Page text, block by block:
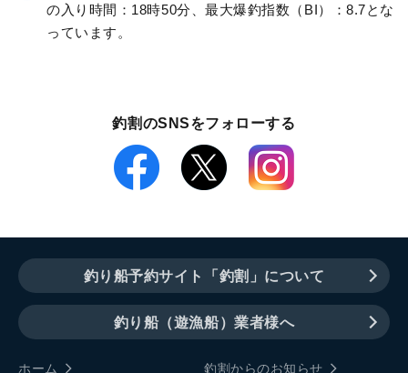
の入り時間：18時50分、最大爆釣指数（BI）：8.7とな
っています。
釣割のSNSをフォローする
釣り船予約サイト「釣割」について
釣り船（遊漁船）業者様へ
ホーム
釣割からのお知らせ